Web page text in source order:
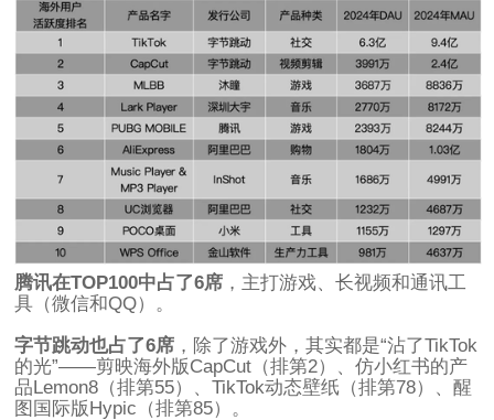
腾讯在TOP100中占了6席 ，主打游戏、长视频和通讯工
具（微信和QQ）。
字节跳动也占了6席 ，除了游戏外，其实都是“沾了TikTok
的光”——剪映海外版CapCut（排第2）、仿小红书的产
品Lemon8（排第55）、TikTok动态壁纸（排第78）、醒
图国际版Hypic（排第85）。